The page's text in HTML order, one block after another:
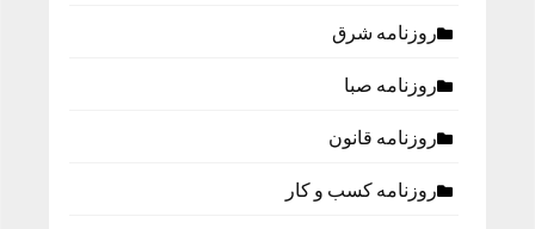
روزنامه شرق
روزنامه صبا
روزنامه قانون
روزنامه كسب و كار